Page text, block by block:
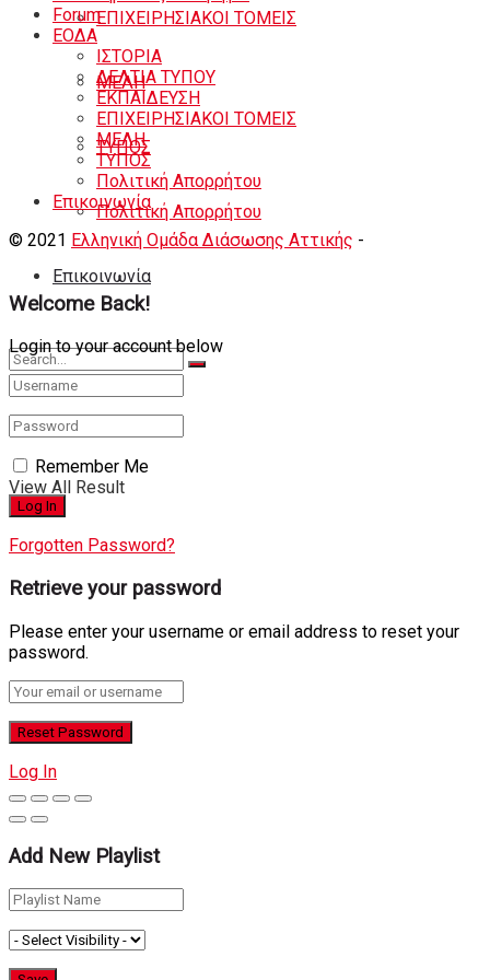
ΕΠΙΧΕΙΡΗΣΙΑΚΟΙ ΤΟΜΕΙΣ
ΜΕΛΗ
ΤΥΠΟΣ
Πολιτική Απορρήτου
Eπικοινωνία
No Result
View All Result
Forum
ΕΟΔA
ΙΣΤΟΡΙΑ
ΔΕΛΤΙΑ ΤΥΠΟΥ
ΕΚΠΑΙΔΕΥΣΗ
ΕΠΙΧΕΙΡΗΣΙΑΚΟΙ ΤΟΜΕΙΣ
ΜΕΛΗ
ΤΥΠΟΣ
Πολιτική Απορρήτου
Eπικοινωνία
© 2021 Ελληνική Ομάδα Διάσωσης Αττικής -
Welcome Back!
Login to your account below
Remember Me
Forgotten Password?
Retrieve your password
Please enter your username or email address to reset your
password.
Log In
Add New Playlist